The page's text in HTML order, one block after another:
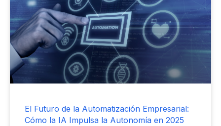
El Futuro de la Automatización Empresarial:
Cómo la IA Impulsa la Autonomía en 2025